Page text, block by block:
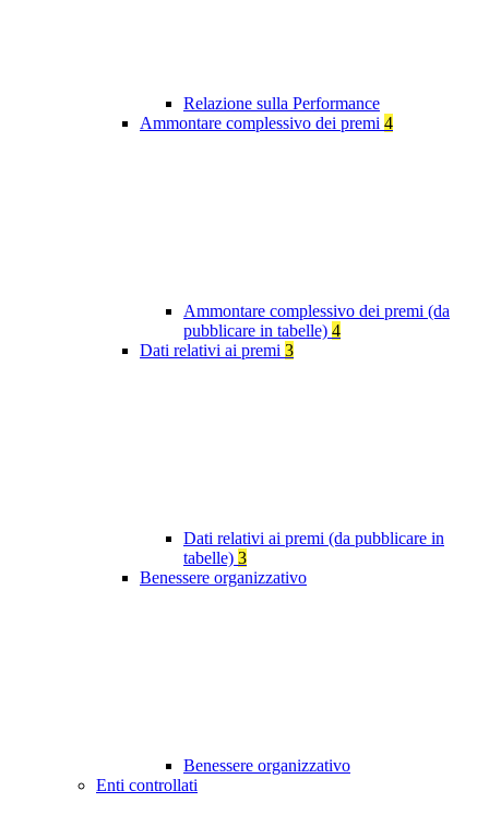
Relazione sulla Performance
Ammontare complessivo dei premi 4
Ammontare complessivo dei premi (da
pubblicare in tabelle) 4
Dati relativi ai premi 3
Dati relativi ai premi (da pubblicare in
tabelle) 3
Benessere organizzativo
Benessere organizzativo
Enti controllati